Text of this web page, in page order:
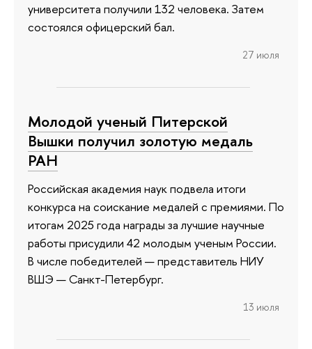
университета получили 132 человека. Затем
состоялся офицерский бал.
27 июля
Молодой ученый Питерской
Вышки получил золотую медаль
РАН
Российская академия наук подвела итоги
конкурса на соискание медалей с премиями. По
итогам 2025 года награды за лучшие научные
работы присудили 42 молодым ученым России.
В числе победителей — представитель НИУ
ВШЭ — Санкт-Петербург.
13 июля